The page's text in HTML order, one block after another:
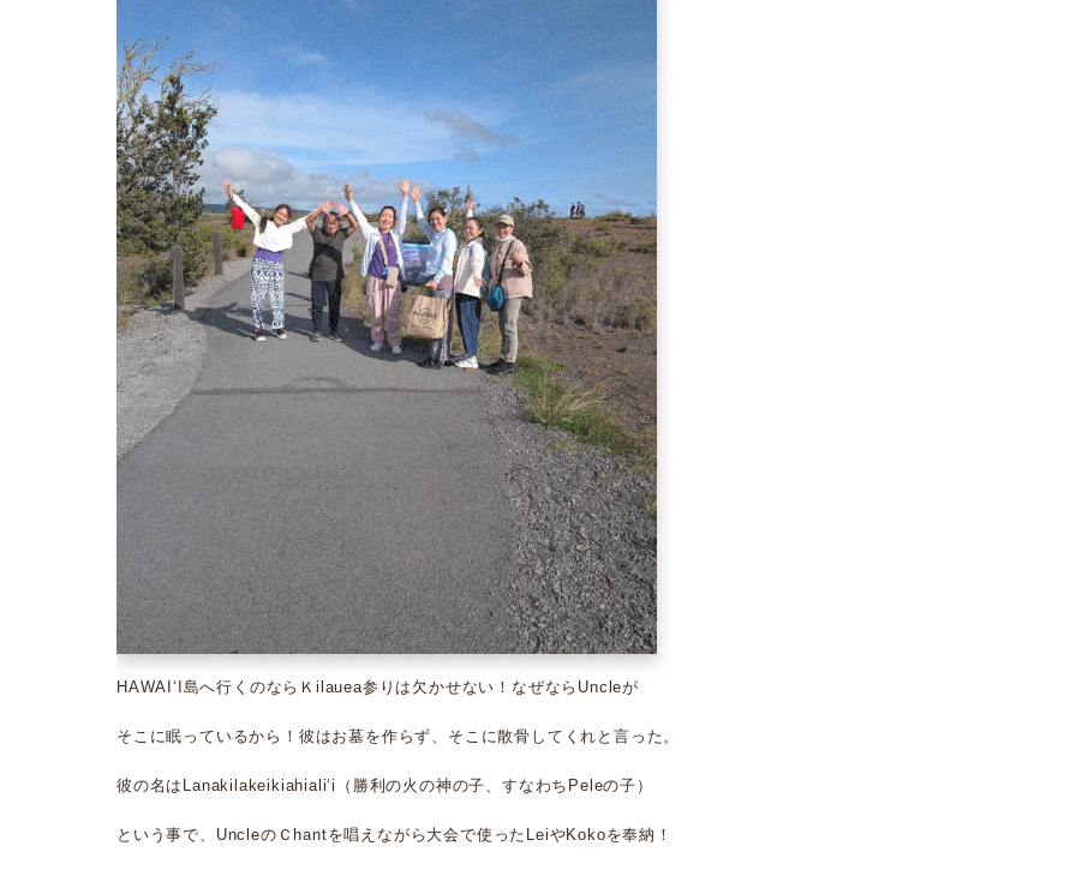
HAWAIʻI島へ行くのならＫilauea参りは欠かせない！なぜならUncleが
そこに眠っているから！彼はお墓を作らず、そこに散骨してくれと言った。
彼の名はLanakilakeikiahialiʻi（勝利の火の神の子、すなわちPeleの子）
という事で、UncleのＣhantを唱えながら大会で使ったLeiやKokoを奉納！